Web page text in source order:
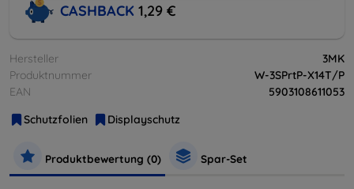
CASHBACK 1,29 €
Hersteller
3MK
Produktnummer
W-3SPrtP-X14T/P
EAN
5903108611053
Schutzfolien
Displayschutz
Produktbewertung (0) Spar-Set